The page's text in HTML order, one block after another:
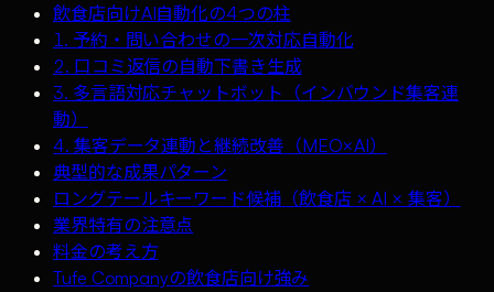
飲食店向けAI自動化の4つの柱
1. 予約・問い合わせの一次対応自動化
2. 口コミ返信の自動下書き生成
3. 多言語対応チャットボット（インバウンド集客連
動）
4. 集客データ連動と継続改善（MEO×AI）
典型的な成果パターン
ロングテールキーワード候補（飲食店 × AI × 集客）
業界特有の注意点
料金の考え方
Tufe Companyの飲食店向け強み